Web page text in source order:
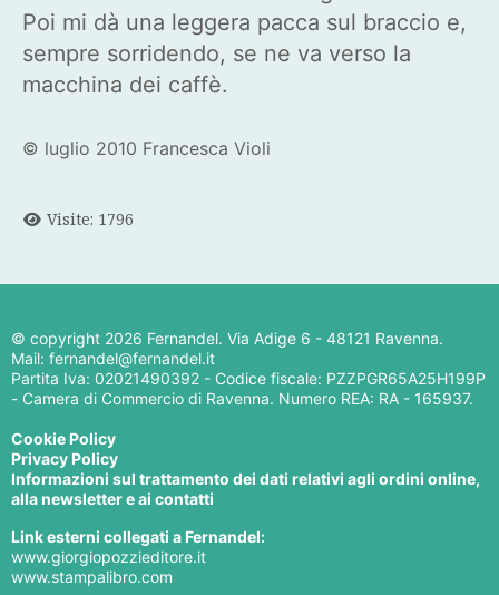
Poi mi dà una leggera pacca sul braccio e,
sempre sorridendo, se ne va verso la
macchina dei caffè.
© luglio 2010 Francesca Violi
Visite: 1796
© copyright 2026 Fernandel. Via Adige 6 - 48121 Ravenna.
Mail: fernandel@fernandel.it
Partita Iva: 02021490392 - Codice fiscale: PZZPGR65A25H199P
- Camera di Commercio di Ravenna. Numero REA: RA - 165937.
Cookie Policy
Privacy Policy
Informazioni sul trattamento dei dati relativi agli ordini online,
alla newsletter e ai contatti
Link esterni collegati a Fernandel:
www.giorgiopozzieditore.it
www.stampalibro.com